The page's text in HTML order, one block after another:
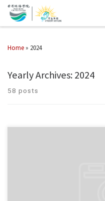
Home » 2024
Yearly Archives:2024
58 posts